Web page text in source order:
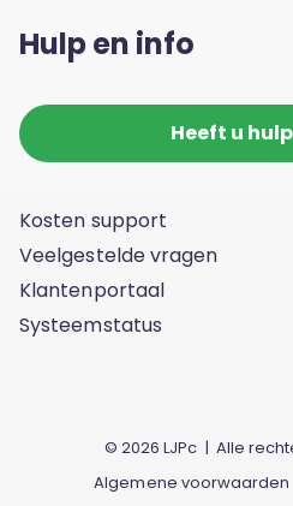
Hulp en info
Heeft u
Kosten support
Veelgestelde vragen
Klantenportaal
Systeemstatus
© 2026 LJPc | Alle
Algemene voorwaarden